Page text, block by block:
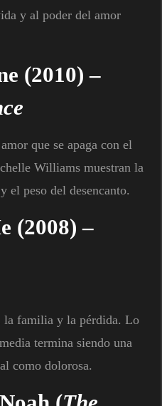
y al poder del amor
(2010) –
que se apaga con el
Williams muestran la
el peso del desencanto.
(2008) –
la familia y la pérdida. Lo
termina siendo una
como dolorosa.